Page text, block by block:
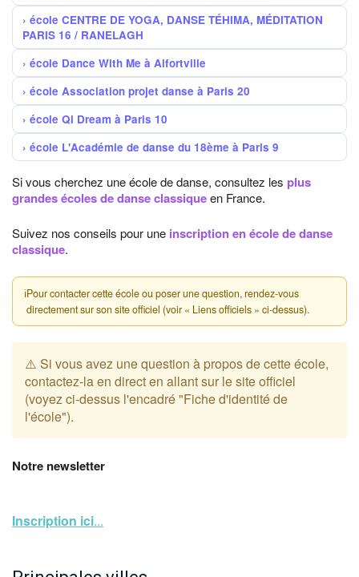
école CENTRE DE YOGA, DANSE TÉHIMA, MÉDITATION
PARIS 16 / RANELAGH
école Dance With Me à Alfortville
école Association projet danse à Paris 20
école Qi Dream à Paris 10
école L'Académie de danse du 18ème à Paris 9
Si vous cherchez une école de danse, consultez les plus
grandes écoles de danse classiqueen France.
Suivez nos conseils pour une inscription en école de danse
classique.
ℹPour contacter cette école ou poser une question, rendez-vous
directement sur son site officiel (voir « Liens officiels » ci-dessus).
⚠️ Si vous avez une question à propos de cette école,
contactez-la en direct en allant sur le site officiel
(voyez ci-dessus l'encadré "Fiche d'identité de
l'école").
Notre newsletter
Inscription ici...